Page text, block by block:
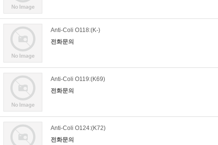
Anti-Coli O118:(K-)
전화문의
Anti-Coli O119:(K69)
전화문의
Anti-Coli O124:(K72)
전화문의